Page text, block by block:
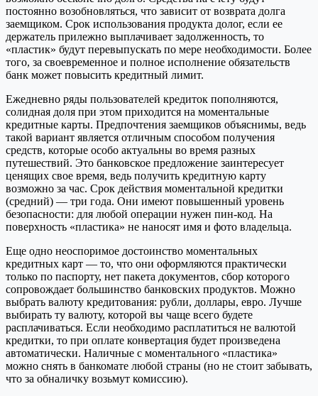
постоянно возобновляться, что зависит от возврата долга
заемщиком. Срок использования продукта долог, если ее
держатель прилежно выплачивает задолженность, то
«пластик» будут перевыпускать по мере необходимости. Более
того, за своевременное и полное исполнение обязательств
банк может повысить кредитный лимит.
Ежедневно ряды пользователей кредиток пополняются,
солидная доля при этом приходится на моментальные
кредитные карты. Предпочтения заемщиков объяснимы, ведь
такой вариант является отличным способом получения
средств, которые особо актуальны во время разных
путешествий. Это банковское предложение заинтересует
ценящих свое время, ведь получить кредитную карту
возможно за час. Срок действия моментальной кредитки
(средний) — три года. Они имеют повышенный уровень
безопасности: для любой операции нужен пин-код. На
поверхность «пластика» не наносят имя и фото владельца.
Еще одно неоспоримое достоинство моментальных
кредитных карт — то, что они оформляются практически
только по паспорту, нет пакета документов, сбор которого
сопровождает большинство банковских продуктов. Можно
выбрать валюту кредитования: рубли, доллары, евро. Лучше
выбирать ту валюту, которой вы чаще всего будете
расплачиваться. Если необходимо расплатиться не валютой
кредитки, то при оплате конвертация будет произведена
автоматически. Наличные с моментального «пластика»
можно снять в банкомате любой страны (но не стоит забывать,
что за обналичку возьмут комиссию).